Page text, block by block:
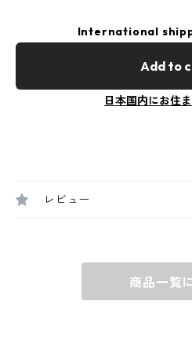
International
Add to
日本国内にお住
レビュー
商品一覧